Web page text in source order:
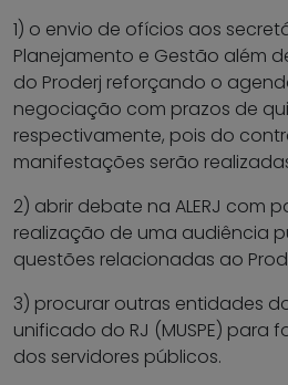
1) o envio de ofícios aos
Planejamento e Gestão além
do Proderj reforçando o
negociação com prazos de
respectivamente, pois do
manifestações serão
2) abrir debate na ALERJ com
realização de uma audiência
questões relacionadas ao
3) procurar outras entidades
unificado do RJ (MUSPE) para
dos servidores públicos.